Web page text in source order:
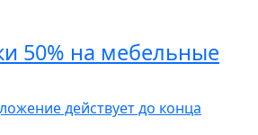
50% на мебельные
действует до конца